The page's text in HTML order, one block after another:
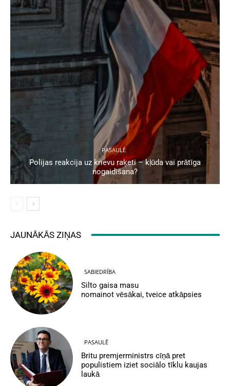
PASAULĒ
Polijas reakcija uz krievu raķeti – kļūda vai prātīga
nogaidīšana?
JAUNĀKĀS ZIŅAS
SABIEDRĪBA
Silto gaisa masu
nomainot vēsākai, tveice atkāpsies
PASAULĒ
Britu premjerministrs cīņā pret
populistiem iziet sociālo tīklu kaujas
laukā